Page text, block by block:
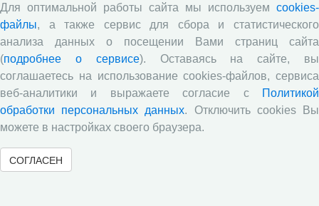
Глобальные вызовы и региональное развитие в зеркале
социологических измерений
Все сообщения »
Обзор научных публикаций
Сотрудниками отдела разведения
сельскохозяйственных животных СЗНИИМЛПХ проведены
исследования по оценке племенной ценности быков-
производителей голштинской поро¬ды, используемых на
Для оптимальной работы сайта мы используем cookies-
файлы, а также сервис для сбора и статистического
анализа данных о посещении Вами страниц сайта
(подробнее о сервисе). Оставаясь на сайте, вы
соглашаетесь на использование cookies-файлов, сервиса
веб-аналитики и выражаете согласие с
Политикой
обработки персональных данных. Отключить cookies Вы
можете в настройках своего браузера.
СОГЛАСЕН